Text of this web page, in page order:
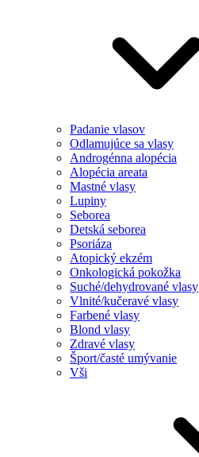
Padanie vlasov
Odlamujúce sa vlasy
Androgénna alopécia
Alopécia areata
Mastné vlasy
Lupiny
Seborea
Detská seborea
Psoriáza
Atopický ekzém
Onkologická pokožka
Suché/dehydrované vlasy
Vlnité/kučeravé vlasy
Farbené vlasy
Blond vlasy
Zdravé vlasy
Šport/časté umývanie
Vši